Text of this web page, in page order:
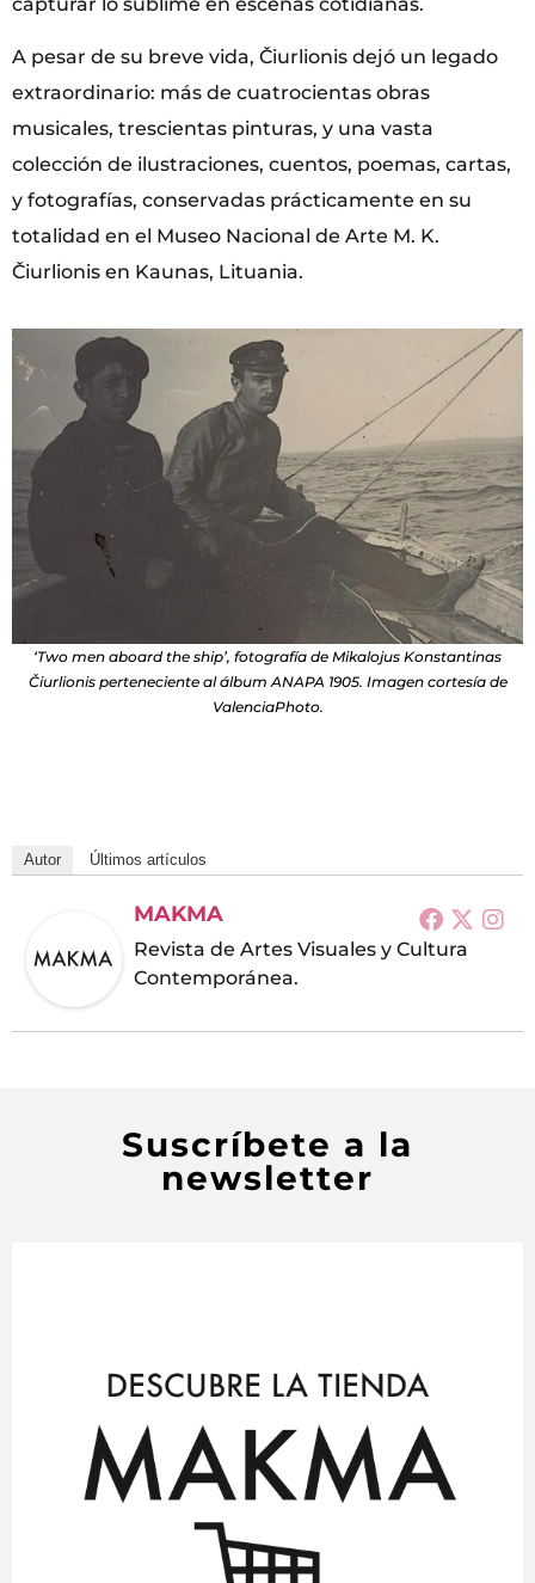
A pesar de su breve vida, Čiurlionis dejó un legado
extraordinario: más de cuatrocientas obras
musicales, trescientas pinturas, y una vasta
colección de ilustraciones, cuentos, poemas, cartas,
y fotografías, conservadas prácticamente en su
totalidad en el Museo Nacional de Arte M. K.
Čiurlionis en Kaunas, Lituania.
‘Two men aboard the ship’, fotografía de Mikalojus Konstantinas
Čiurlionis perteneciente al álbum ANAPA 1905. Imagen cortesía de
ValenciaPhoto.
Autor Últimos artículos
MAKMA
Revista de Artes Visuales y Cultura
Contemporánea.
Suscríbete a la
newsletter